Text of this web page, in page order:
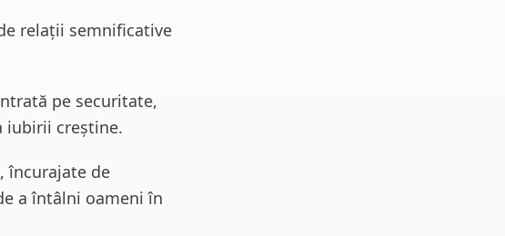
relații semnificative
pe securitate,
iubirii creștine.
încurajate de
a întâlni oameni în